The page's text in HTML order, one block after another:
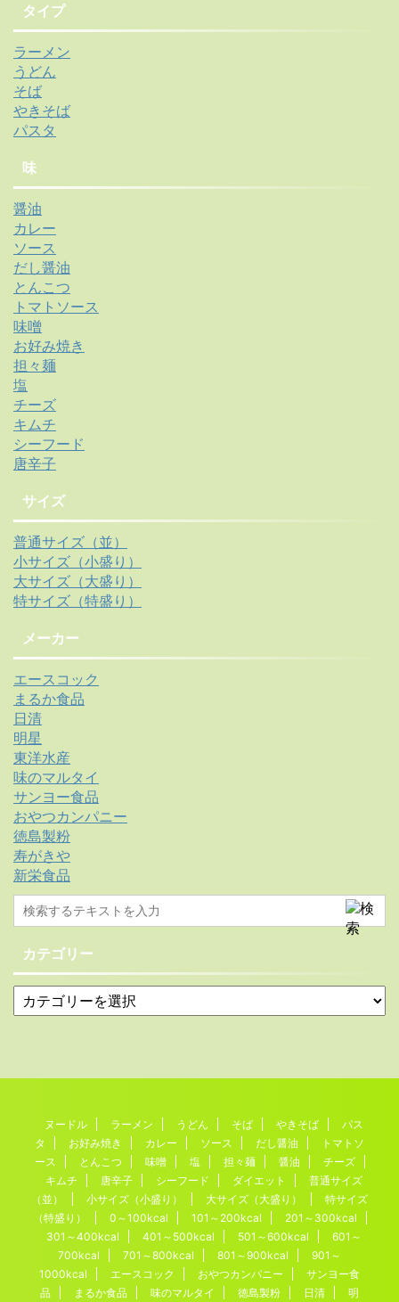
タイプ
ラーメン
うどん
そば
やきそば
パスタ
味
醤油
カレー
ソース
だし醤油
とんこつ
トマトソース
味噌
お好み焼き
担々麺
塩
チーズ
キムチ
シーフード
唐辛子
サイズ
普通サイズ（並）
小サイズ（小盛り）
大サイズ（大盛り）
特サイズ（特盛り）
メーカー
エースコック
まるか食品
日清
明星
東洋水産
味のマルタイ
サンヨー食品
おやつカンパニー
徳島製粉
寿がきや
新栄食品
カテゴリー
ヌードル ラーメン うどん そば やきそば
パス
タ
お好み焼き カレー ソース だし醤油
トマトソ
ース
とんこつ 味噌 塩 担々麺 醤油
チーズ
キムチ
唐辛子 シーフード ダイエット
普通サイズ
（並）
小サイズ（小盛り） 大サイズ（大盛り）
特サイズ
（特盛り）
0～100kcal 101～200kcal
201～300kcal
301～400kcal
401～500kcal 501～600kcal
601～
700kcal
701～800kcal 801～900kcal
901～
1000kcal
エースコック おやつカンパニー
サンヨー食
品
まるか食品 味のマルタイ 徳島製粉 日清 明